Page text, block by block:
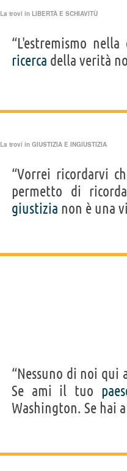
La trovi in LIBERTÀ E SCHIAVITÙ
“L'estremismo
ricerca della verità
La trovi in GIUSTIZIA E INGIUSTIZIA
“Vorrei ricordarvi
permetto di
giustizia non è una
“Nessuno di noi qui
Se ami il tuo
Washington. Se hai